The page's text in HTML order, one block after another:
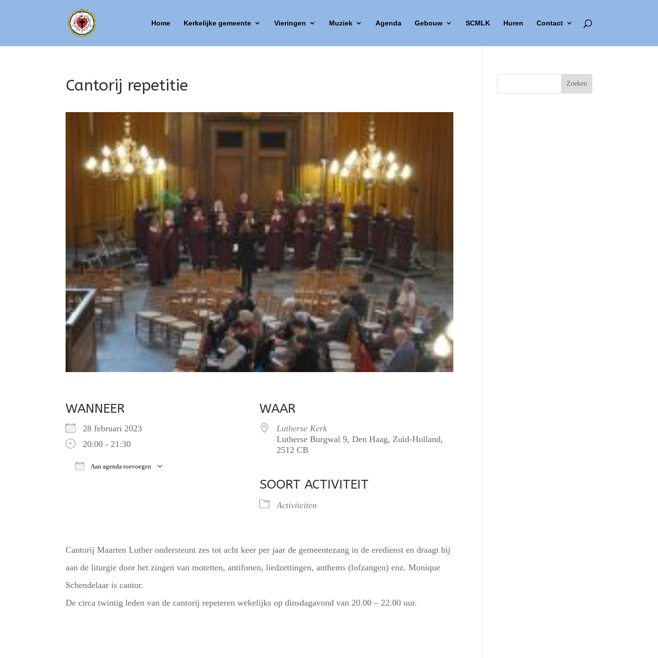
Home Kerkelijke gemeente Vieringen Muziek Agenda Gebouw SCMLK Huren Contact
Cantorij repetitie
WANNEER
28 februari 2023
20:00 - 21:30
Aan agenda toevoegen
iCalendar
WAAR
Lutherse Kerk
Lutherse Burgwal 9, Den Haag, Zuid-Holland,
2512 CB
SOORT ACTIVITEIT
Activiteiten
Cantorij Maarten Luther ondersteunt zes tot acht keer per jaar de gemeentezang in de eredienst en draagt bij
aan de liturgie door het zingen van motetten, antifonen, liedzettingen, anthems (lofzangen) enz. Monique
Schendelaar is cantor.
De circa twintig leden van de cantorij repeteren wekelijks op dinsdagavond van 20.00 – 22.00 uur.